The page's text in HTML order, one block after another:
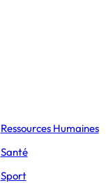
L’Express Éducation
Masters
Ressources Humaines
Santé
Sport